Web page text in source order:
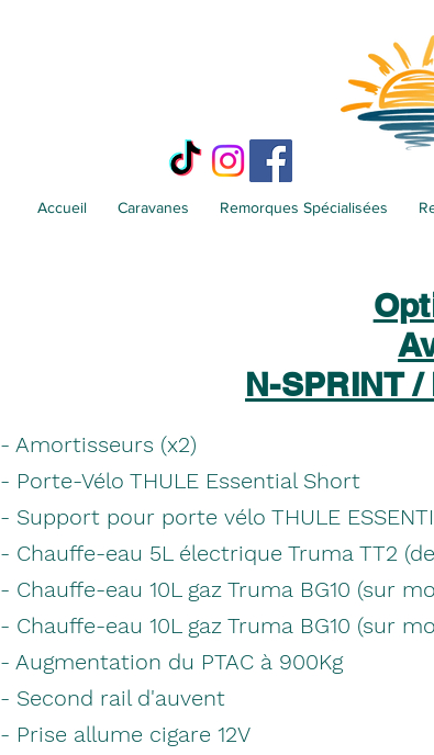
Accueil Caravanes Remorques Spécialisées
N-SPRINT /
- Amortisseurs (x2)
- Porte-Vélo THULE Essential Short
- Support pour porte vélo THULE
- Chauffe-eau 5L électrique Truma TT2
- Chauffe-eau 10L gaz Truma BG10 (sur
- Chauffe-eau 10L gaz Truma BG10 (sur
- Augmentation du PTAC à 900Kg
- Second rail d'auvent
- Prise allume cigare 12V